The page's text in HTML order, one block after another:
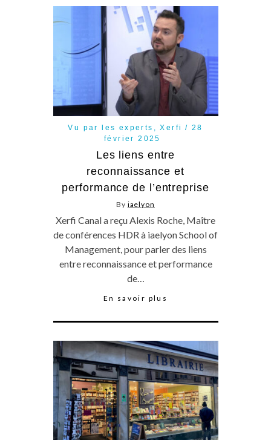
Vu par les experts ,Xerfi
28
février 2025
Les liens entre
reconnaissance et
performance de l’entreprise
By iaelyon
Xerfi Canal a reçu Alexis Roche, Maître
de conférences HDR à iaelyon School of
Management, pour parler des liens
entre reconnaissance et performance
de…
En savoir plus